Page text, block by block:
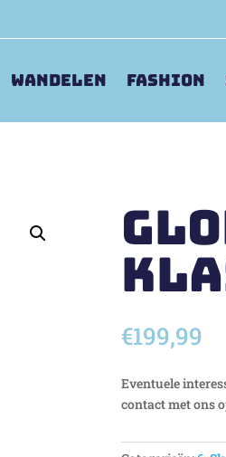
Wandelen Fashion
€199,99
Eventuele
contact met ons